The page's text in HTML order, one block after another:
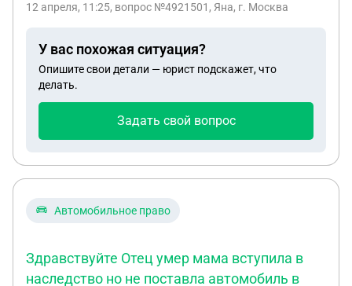
моей с 14 лет. Жил с другой женщиной 12 лет без
подписать контракт, они расписались. 10 ноября
он погиб. 10 мая уже будет полгода. С его
нынешней женой мы вообще никак не
то, что вступить или отказаться от наследства
недвижимости. Т. К все было оформлено на неё.
Он его так и не выплатил. У него есть награда
12 апреля, 11:25, вопрос №4921501, Яна, г. Москва
У вас похожая ситуация?
Опишите свои детали — юрист подскажет, что
делать.
Задать свой вопрос
Автомобильное право
Здравствуйте Отец умер мама вступила в
наследство но не поставла автомобиль в